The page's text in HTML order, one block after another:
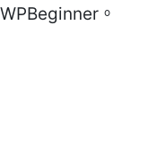
。